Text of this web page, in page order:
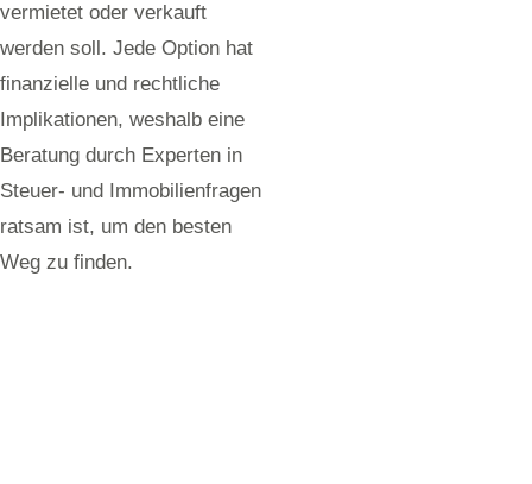
vermietet oder verkauft
werden soll. Jede Option hat
finanzielle und rechtliche
Implikationen, weshalb eine
Beratung durch Experten in
Steuer- und Immobilienfragen
ratsam ist, um den besten
Weg zu finden.